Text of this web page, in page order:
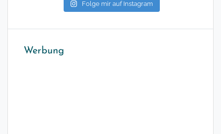
Folge mir auf Instagram
Werbung